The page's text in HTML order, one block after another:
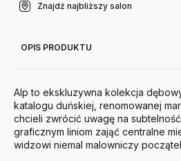
Znajdź najbliższy salon
OPIS PRODUKTU
Alp to ekskluzywna kolekcja
katalogu duńskiej, renomowanej
chcieli zwrócić uwagę na
graficznym liniom zająć centralne
widzowi niemal malowniczy